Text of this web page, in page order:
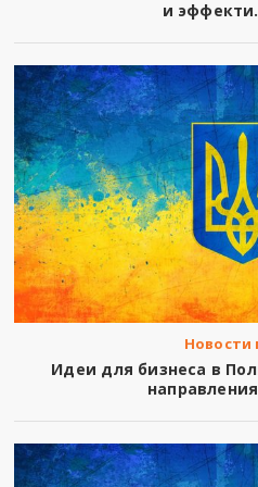
и
Новости
Идеи для бизнеса в